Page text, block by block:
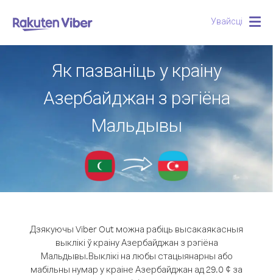
Увайсці
Як пазваніць у краіну
Азербайджан з рэгіёна
Мальдывы
Дзякуючы Viber Out можна рабіць высакаякасныя
выклікі ў краіну Азербайджан з рэгіёна
Мальдывы.Выклікі на любы стацыянарны або
мабільны нумар у краіне Азербайджан ад 29.0 ¢ за